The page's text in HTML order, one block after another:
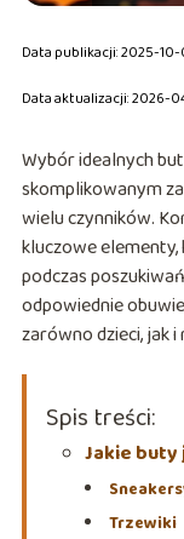
Data publikacji: 2025-
Data aktualizacji: 2026-
Wybór idealnych
skomplikowanym
wielu czynników.
kluczowe
podczas
odpowiednie
zarówno dzieci, jak
Spis treści:
Jakie buty
Trzewiki